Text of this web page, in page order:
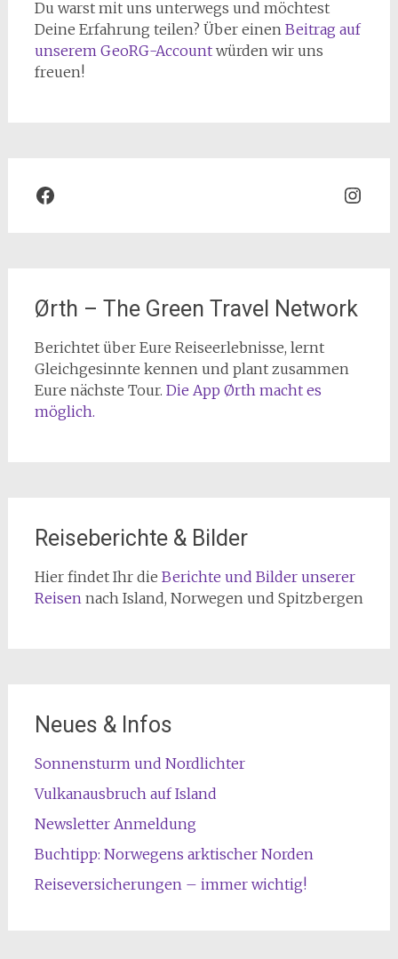
Du warst mit uns unterwegs und möchtest
Deine Erfahrung teilen? Über einen Beitrag auf
unserem GeoRG-Accountwürden wir uns
freuen!
Facebook
Ørth – The Green Travel Network
Berichtet über Eure Reiseerlebnisse, lernt
Gleichgesinnte kennen und plant zusammen
Eure nächste Tour. Die App Ørth macht es
möglich.
Reiseberichte & Bilder
Hier findet Ihr die Berichte und Bilder unserer
Reisennach Island, Norwegen und Spitzbergen
Neues & Infos
Sonnensturm und Nordlichter
Vulkanausbruch auf Island
Newsletter Anmeldung
Buchtipp: Norwegens arktischer Norden
Reiseversicherungen – immer wichtig!